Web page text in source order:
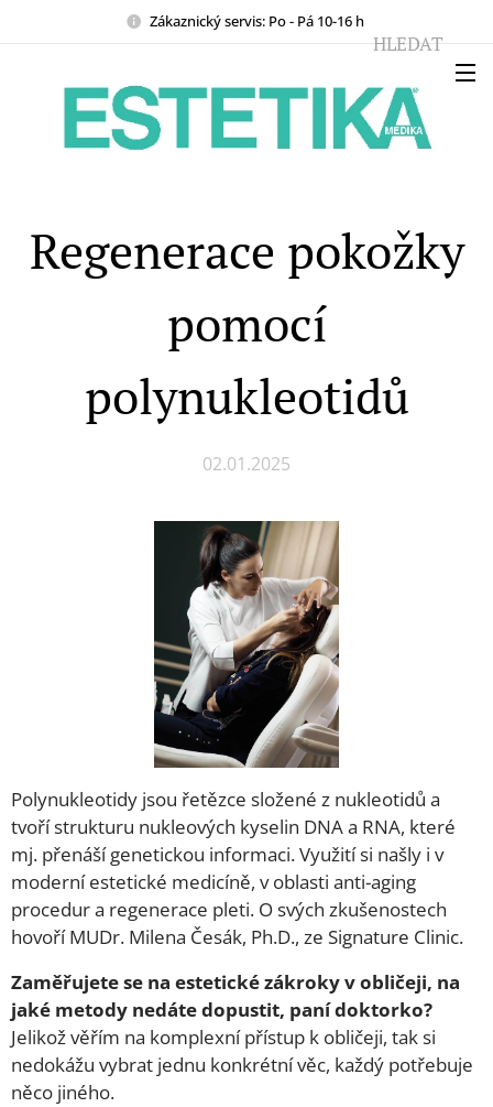
Zákaznický servis: Po - Pá 10-16 h
HLEDAT
Regenerace pokožky
pomocí
polynukleotidů
02.01.2025
Polynukleotidy jsou řetězce složené z nukleotidů a
tvoří strukturu nukleových kyselin DNA a RNA, které
mj. přenáší genetickou informaci. Využití si našly i v
moderní estetické medicíně, v oblasti anti-aging
procedur a regenerace pleti. O svých zkušenostech
hovoří MUDr. Milena Česák, Ph.D., ze Signature Clinic.
Zaměřujete se na estetické zákroky v obličeji, na
jaké metody nedáte dopustit, paní doktorko?
Jelikož věřím na komplexní přístup k obličeji, tak si
nedokážu vybrat jednu konkrétní věc, každý potřebuje
něco jiného.